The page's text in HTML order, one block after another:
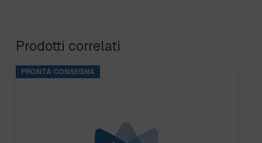
Prodotti correlati
PRONTA CONSEGNA